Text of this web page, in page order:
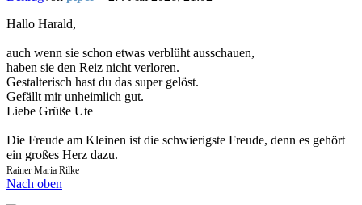
Hallo Harald,
auch wenn sie schon etwas verblüht ausschauen,
haben sie den Reiz nicht verloren.
Gestalterisch hast du das super gelöst.
Gefällt mir unheimlich gut.
Liebe Grüße Ute
Die Freude am Kleinen ist die schwierigste Freude, denn es gehört
ein großes Herz dazu.
Rainer Maria Rilke
Nach oben